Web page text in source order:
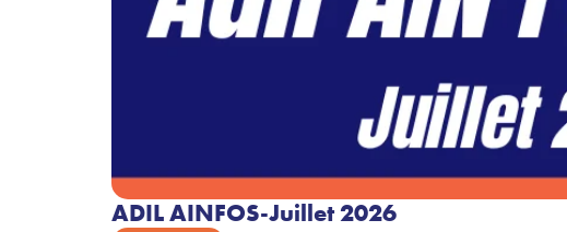
ADIL AINFOS-Juillet 2026